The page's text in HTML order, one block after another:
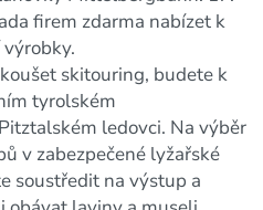
firem zdarma nabízet k
skitouring, budete k
tyrolském
ledovci. Na výběr
v zabezpečené lyžařské
soustředit na výstup a